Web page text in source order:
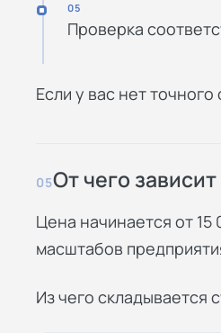
05
Проверка
Если у вас нет
05От чего
Цена начинается от
масштабов
Из чего складывается